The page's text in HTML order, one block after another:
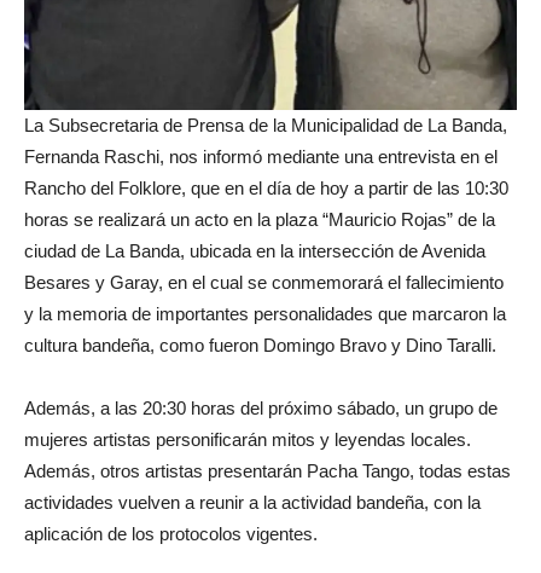
La Subsecretaria de Prensa de la Municipalidad de La Banda,
Fernanda Raschi, nos informó mediante una entrevista en el
Rancho del Folklore, que en el día de hoy a partir de las 10:30
horas se realizará un acto en la plaza “Mauricio Rojas” de la
ciudad de La Banda, ubicada en la intersección de Avenida
Besares y Garay, en el cual se conmemorará el fallecimiento
y la memoria de importantes personalidades que marcaron la
cultura bandeña, como fueron Domingo Bravo y Dino Taralli.
Además, a las 20:30 horas del próximo sábado, un grupo de
mujeres artistas personificarán mitos y leyendas locales.
Además, otros artistas presentarán Pacha Tango, todas estas
actividades vuelven a reunir a la actividad bandeña, con la
aplicación de los protocolos vigentes.